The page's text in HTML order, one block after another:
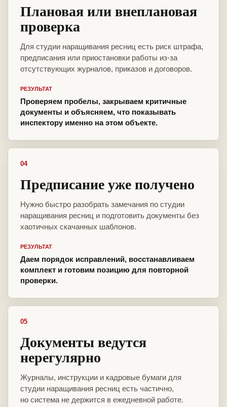
Плановая или внеплановая
проверка
Для студии наращивания ресниц есть риск штрафа,
предписания или приостановки работы из-за
отсутствующих журналов, приказов и договоров.
РЕЗУЛЬТАТ
Проверяем пробелы, закрываем критичные
документы и объясняем, что показывать
инспектору именно на этом объекте.
04
Предписание уже получено
Нужно быстро разобрать замечания по студии
наращивания ресниц и подготовить документы без
хаотичных скачанных шаблонов.
РЕЗУЛЬТАТ
Даем порядок исправлений, восстанавливаем
комплект и готовим позицию для повторной
проверки.
05
Документы ведутся
нерегулярно
Журналы, инструкции и кадровые бумаги для
студии наращивания ресниц есть частично,
но система не держится в ежедневной работе.